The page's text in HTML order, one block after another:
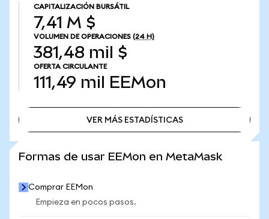
CAPITALIZACIÓN BURSÁTIL
7,41 M $
VOLUMEN DE OPERACIONES (24 H)
381,48 mil $
OFERTA CIRCULANTE
111,49 mil EEMon
VER MÁS ESTADÍSTICAS
Formas de usar EEMon en MetaMask
Comprar EEMon
Empieza en pocos pasos.